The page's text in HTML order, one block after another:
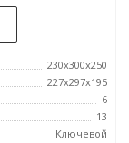
230x300x250
227x297x195
6
13
Ключевой